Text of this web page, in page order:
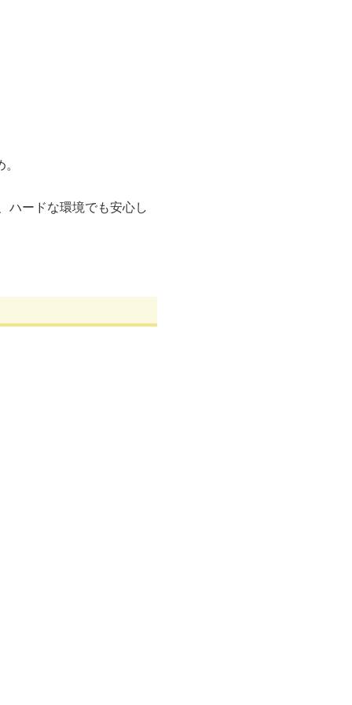
ハードな環境でも安心し